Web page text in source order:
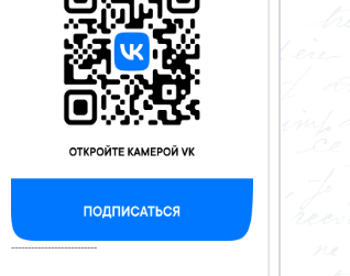
--------------------------